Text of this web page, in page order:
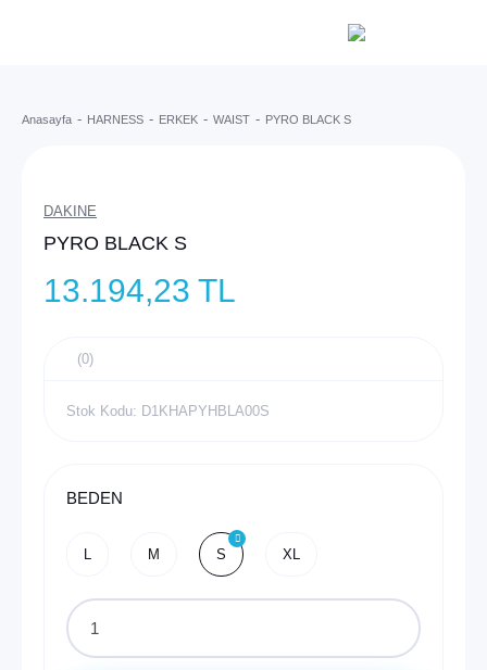
Anasayfa HARNESS ERKEK WAIST PYRO BLACK S
DAKINE
PYRO BLACK S
13.194,23 TL
(0)
Stok Kodu: D1KHAPYHBLA00S
BEDEN
L M S XL